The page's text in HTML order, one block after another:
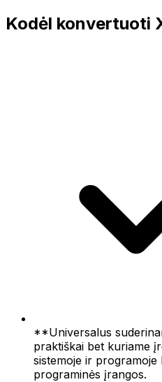
Kodėl konvertuoti
**Universalus
praktiškai bet kuriame
sistemoje ir programoje
programinės įrangos.